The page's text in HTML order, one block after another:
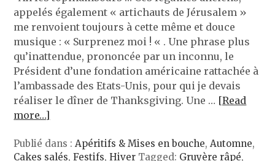
appelés également « artichauts de Jérusalem »
me renvoient toujours à cette même et douce
musique : « Surprenez moi ! « . Une phrase plus
qu’inattendue, prononcée par un inconnu, le
Président d’une fondation américaine rattachée à
l’ambassade des Etats-Unis, pour qui je devais
réaliser le dîner de Thanksgiving. Une … [Read
more…]
Publié dans :Apéritifs & Mises en bouche,Automne,
Cakes salés,Festifs,Hiver Tagged: Gruyère râpé,